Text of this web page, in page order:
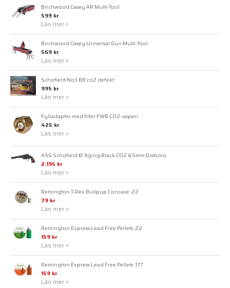
Birchwood Casey AR Multi-Tool
599 kr
Läs mer »
Birchwood Casey Universal Gun Multi-Tool
569 kr
Läs mer »
Schofield No3 BB co2 defekt
995 kr
Läs mer »
Fylladapter med filter FWB CO2-vapen
425 kr
Läs mer »
ASG Schofield 6" Aging Black CO2 4,5mm Diabolo
2.195 kr
Läs mer »
Remington T-Rex Bullpup Concave .22
79 kr
Läs mer »
Remington Express Lead Free Pellets .22
159 kr
Läs mer »
Remington Express Lead Free Pellets .177
159 kr
Läs mer »